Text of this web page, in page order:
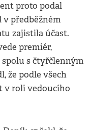
proto podal
předběžném
zajistila účast.
premiér,
s čtyřčlenným
že podle všech
v roli vedoucího